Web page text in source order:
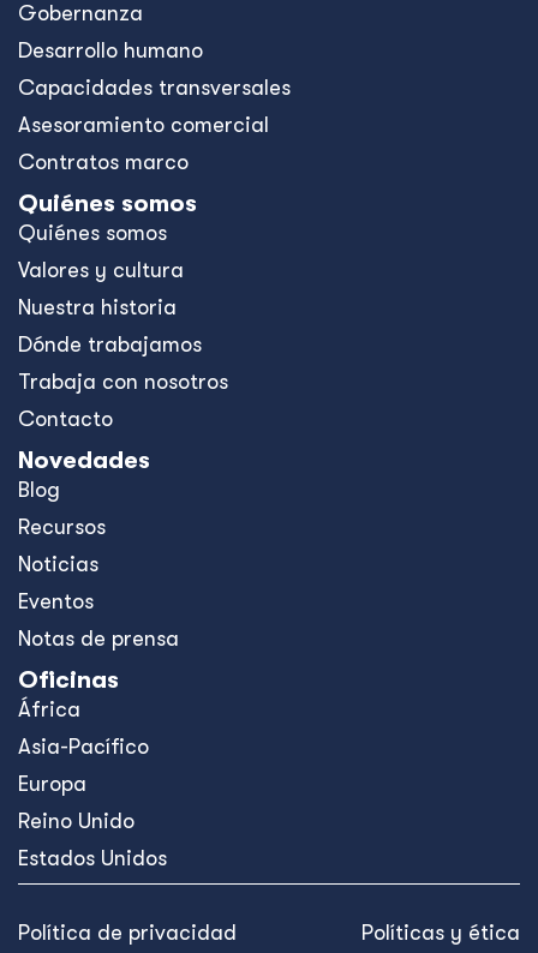
Gobernanza
Desarrollo humano
Capacidades transversales
Asesoramiento comercial
Contratos marco
Quiénes somos
Quiénes somos
Valores y cultura
Nuestra historia
Dónde trabajamos
Trabaja con nosotros
Contacto
Novedades
Blog
Recursos
Noticias
Eventos
Notas de prensa
Oficinas
África
Asia-Pacífico
Europa
Reino Unido
Estados Unidos
Política de privacidad Políticas y ética